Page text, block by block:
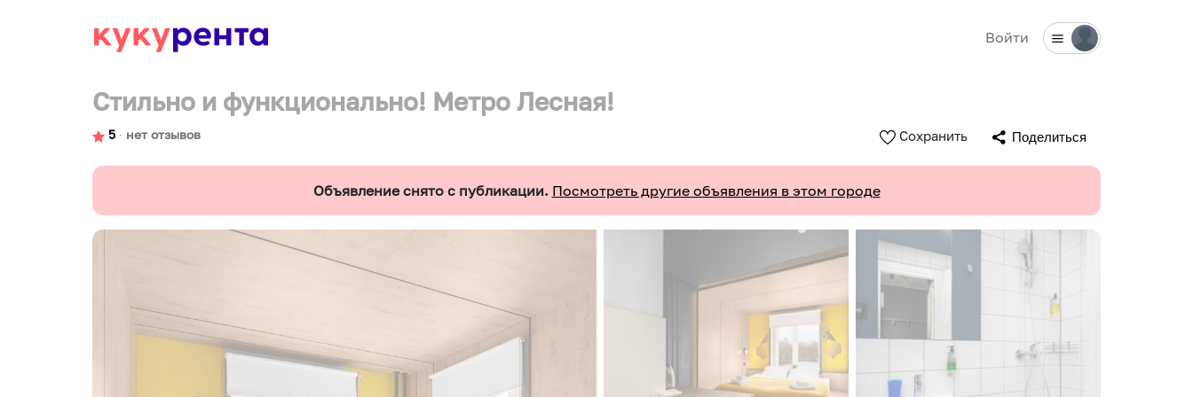
Войти
Стильно и функционально! Метро Лесная!
5 ∙ нет отзывов Сохранить Поделиться
Объявление снято с публикации. Посмотреть другие объявления в этом городе